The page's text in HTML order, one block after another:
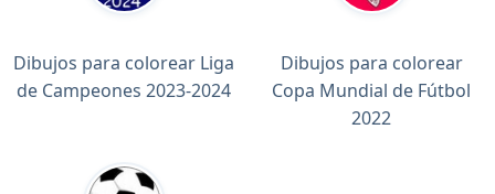
Dibujos para colorear Liga
de Campeones 2023-2024
Dibujos para colorear
Copa Mundial de Fútbol
2022